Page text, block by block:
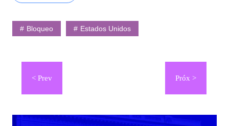
Bloqueo Estados Unidos
Navegación
entradas